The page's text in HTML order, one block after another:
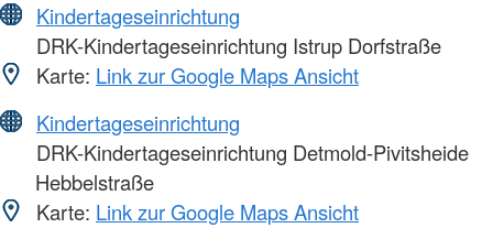
Kindertageseinrichtung
DRK-Kindertageseinrichtung Istrup Dorfstraße
Karte: Link zur Google Maps Ansicht
Kindertageseinrichtung
DRK-Kindertageseinrichtung Detmold-Pivitsheide
Hebbelstraße
Karte: Link zur Google Maps Ansicht